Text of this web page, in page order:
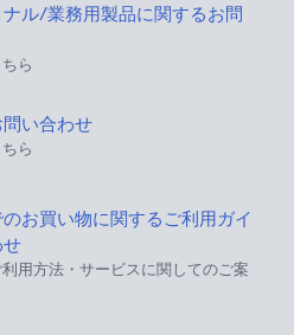
ル/業務用製品に関するお問
ら
い合わせ
ら
お買い物に関するご利用ガイ
せ
用方法・サービスに関してのご案